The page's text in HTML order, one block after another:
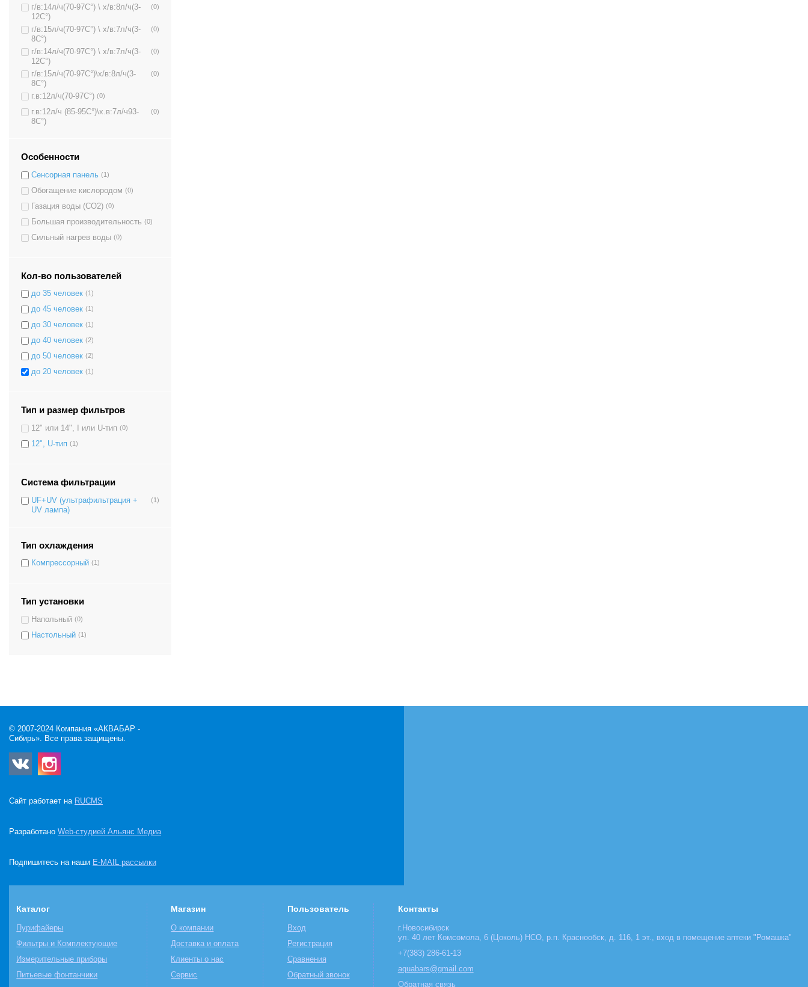
г/в:14л/ч(70-97C°) \ х/в:8л/ч(3-
12C°)
(0)
г/в:15л/ч(70-97C°) \ х/в:7л/ч(3-
8C°)
(0)
г/в:14л/ч(70-97C°) \ х/в:7л/ч(3-
12C°)
(0)
г/в:15л/ч(70-97C°)\х/в:8л/ч(3-
8C°)
(0)
г.в:12л/ч(70-97C°) (0)
г.в:12л/ч (85-95C°)\х.в:7л/ч93-
8C°)
(0)
Особенности
Сенсорная панель (1)
Обогащение кислородом (0)
Газация воды (CO2) (0)
Большая производительность (0)
Сильный нагрев воды (0)
Кол-во пользователей
до 35 человек (1)
до 45 человек (1)
до 30 человек (1)
до 40 человек (2)
до 50 человек (2)
до 20 человек (1)
Тип и размер фильтров
12" или 14", I или U-тип (0)
12", U-тип (1)
Система фильтрации
UF+UV (ультрафильтрация +
UV лампа)
(1)
Тип охлаждения
Компрессорный (1)
Тип установки
Напольный (0)
Настольный (1)
© 2007-2024 Компания «АКВАБАР -
Сибирь». Все права защищены.
Сайт работает на RUCMS
Разработано Web-студией Альянс Медиа
Подпишитесь на наши E-MAIL рассылки
Каталог
Пурифайеры
Фильтры и Комплектующие
Измерительные приборы
Питьевые фонтанчики
Магазин
О компании
Доставка и оплата
Клиенты о нас
Сервис
Пользователь
Вход
Регистрация
Сравнения
Обратный звонок
Контакты
г.Новосибирск
ул. 40 лет Комсомола, 6 (Цоколь) НСО, р.п. Краснообск, д. 116, 1 эт., вход в помещение аптеки "Ромашка"
+7(383) 286-61-13
aquabars@gmail.com
Обратная связь